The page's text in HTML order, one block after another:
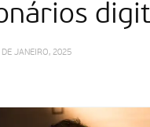
DE JANEIRO, 2025